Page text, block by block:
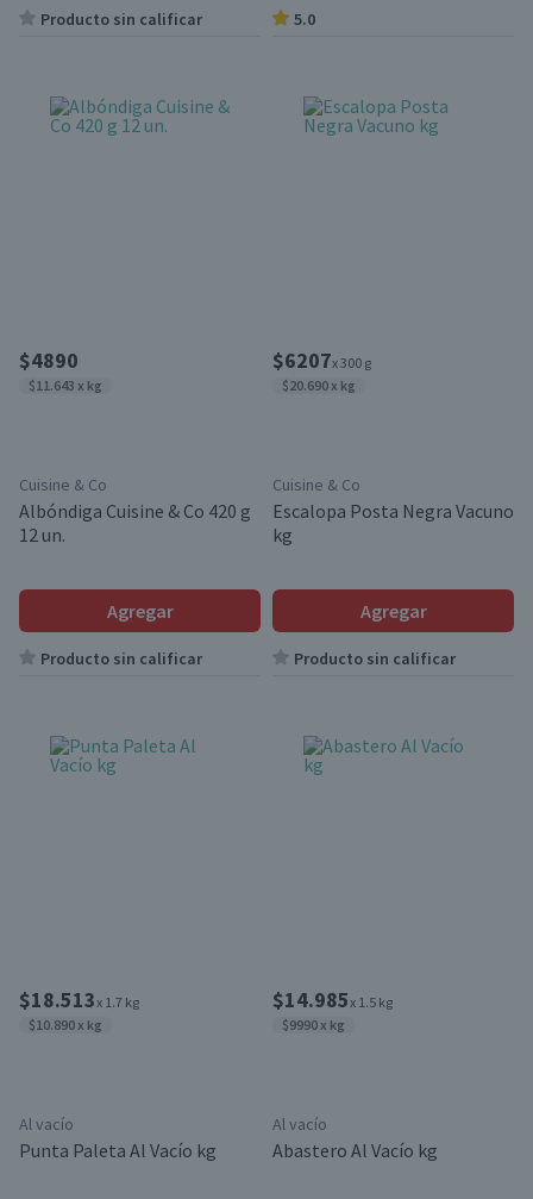
Producto sin calificar 5.0
$4890
$11.643 x kg
Cuisine & Co
Albóndiga Cuisine & Co 420 g
12 un.
Agregar
Producto sin calificar
$6207x 300 g
$20.690 x kg
Cuisine & Co
Escalopa Posta Negra Vacuno
kg
Agregar
Producto sin calificar
$18.513x 1.7 kg
$10.890 x kg
Al vacío
Punta Paleta Al Vacío kg
$14.985x 1.5 kg
$9990 x kg
Al vacío
Abastero Al Vacío kg